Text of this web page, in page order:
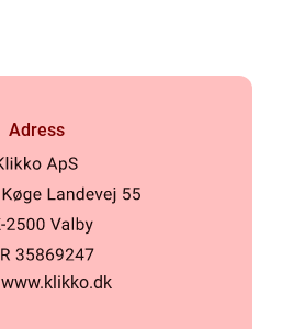
Adress
www.klikko.dk